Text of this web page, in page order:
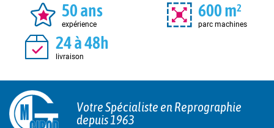
50 ans
expérience
600 m²
parc machines
24 à 48h
livraison
Votre Spécialiste en Reprographie
depuis 1963